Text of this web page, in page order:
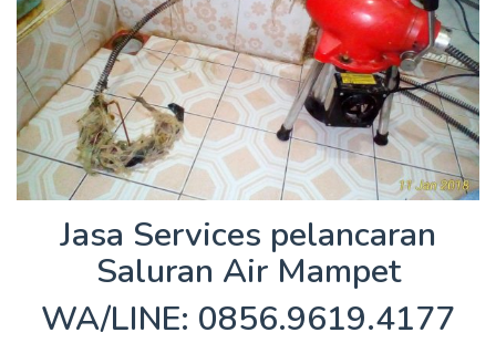
Jasa Services pelancaran
Saluran Air Mampet
WA/LINE: 0856.9619.4177